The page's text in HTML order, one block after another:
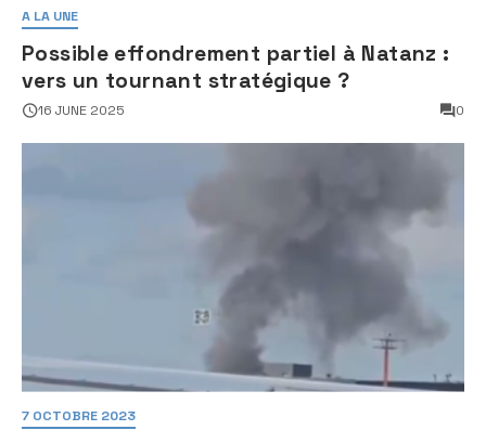
A LA UNE
Possible effondrement partiel à Natanz :
vers un tournant stratégique ?
16 JUNE 2025 0
7 OCTOBRE 2023